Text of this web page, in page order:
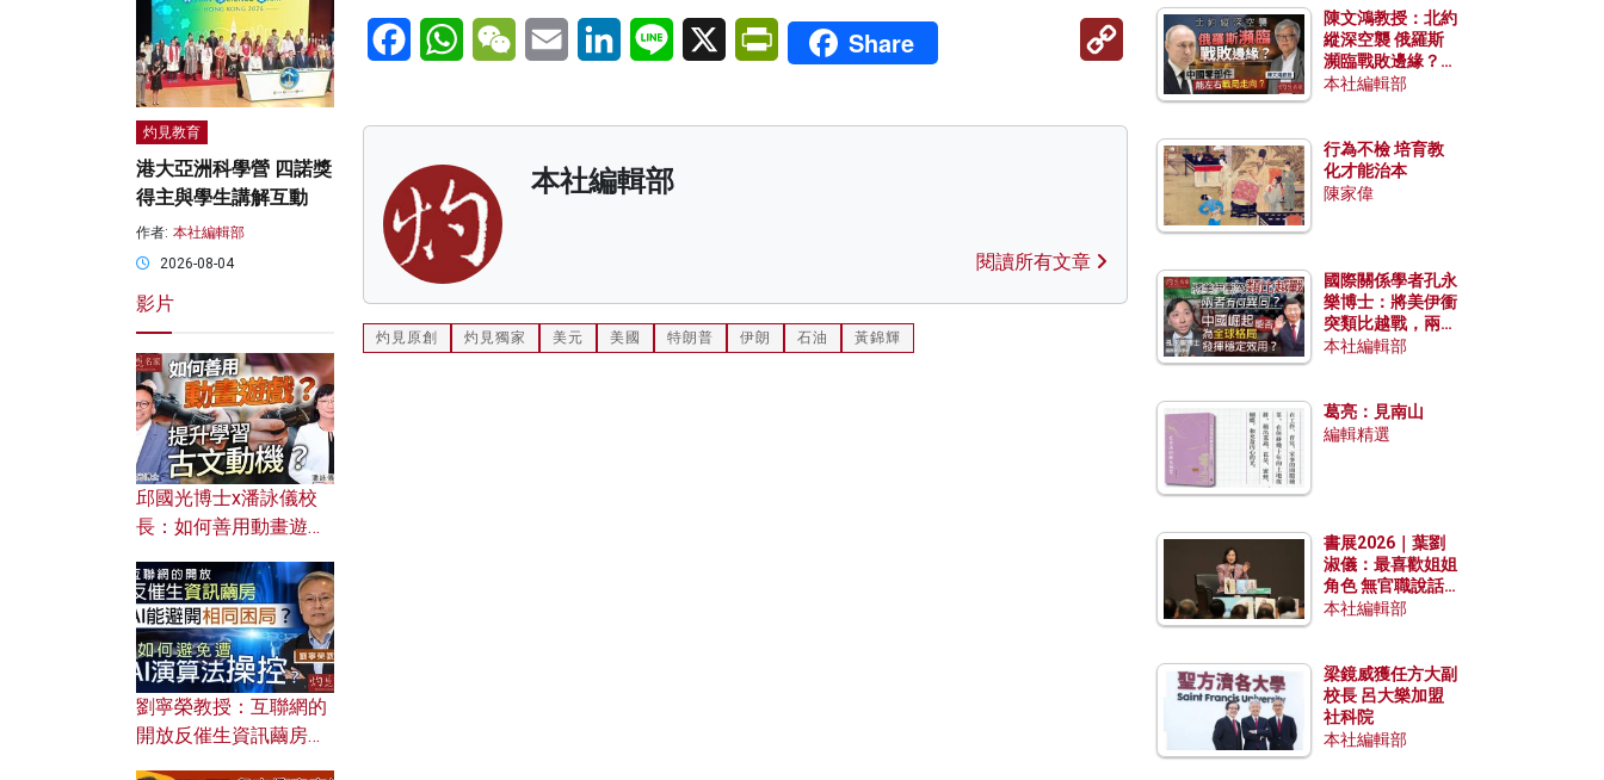
FacebookWhatsAppWeChatEmail LinkedInLine X PrintFriendly
Share
本社編輯部
閱讀所有文章
灼見原創 灼見獨家 美元 美國 特朗普 伊朗 石油 黃錦輝
灼見教育
港大亞洲科學營 四諾獎
得主與學生講解互動
作者: 本社編輯部
2026-08-04
影片
邱國光博士x潘詠儀校
長：如何善用動畫遊戲
劉寧榮教授：互聯網的
開放反催生資訊繭房，
陳文鴻教授：北約
縱深空襲 俄羅斯
瀕臨戰敗邊緣？中
國零部件能左右戰
本社編輯部
行為不檢 培育教
化才能治本
陳家偉
國際關係學者孔永
樂博士：將美伊衝
突類比越戰，兩者
有何異同？中國崛
本社編輯部
葛亮：見南山
編輯精選
書展2026｜葉劉
淑儀：最喜歡姐姐
角色 無官職說話
包袱少
本社編輯部
梁鏡威獲任方大副
校長 呂大樂加盟
社科院
本社編輯部